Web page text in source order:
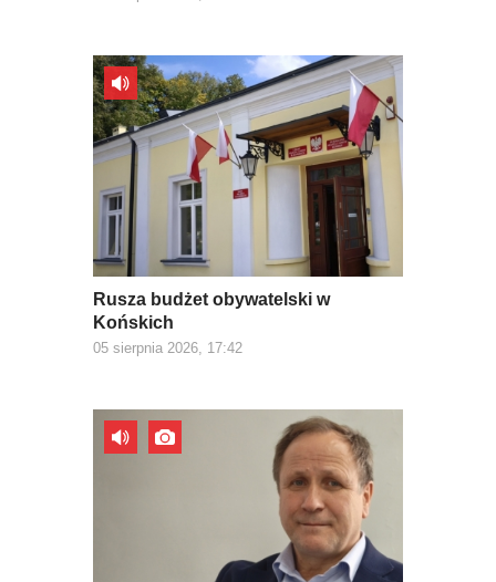
Rusza budżet obywatelski w
Końskich
05 sierpnia 2026, 17:42